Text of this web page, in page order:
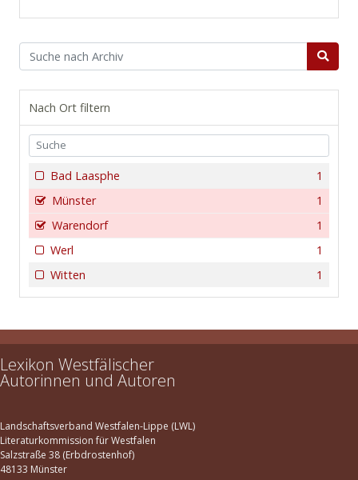
Nach Ort filtern
1
Bad Laasphe
1
Münster
1
Warendorf
1
Werl
1
Witten
Lexikon Westfälischer
Autorinnen und Autoren
Landschaftsverband Westfalen-Lippe (LWL)
Literaturkommission für Westfalen
Salzstraße 38 (Erbdrostenhof)
48133 Münster